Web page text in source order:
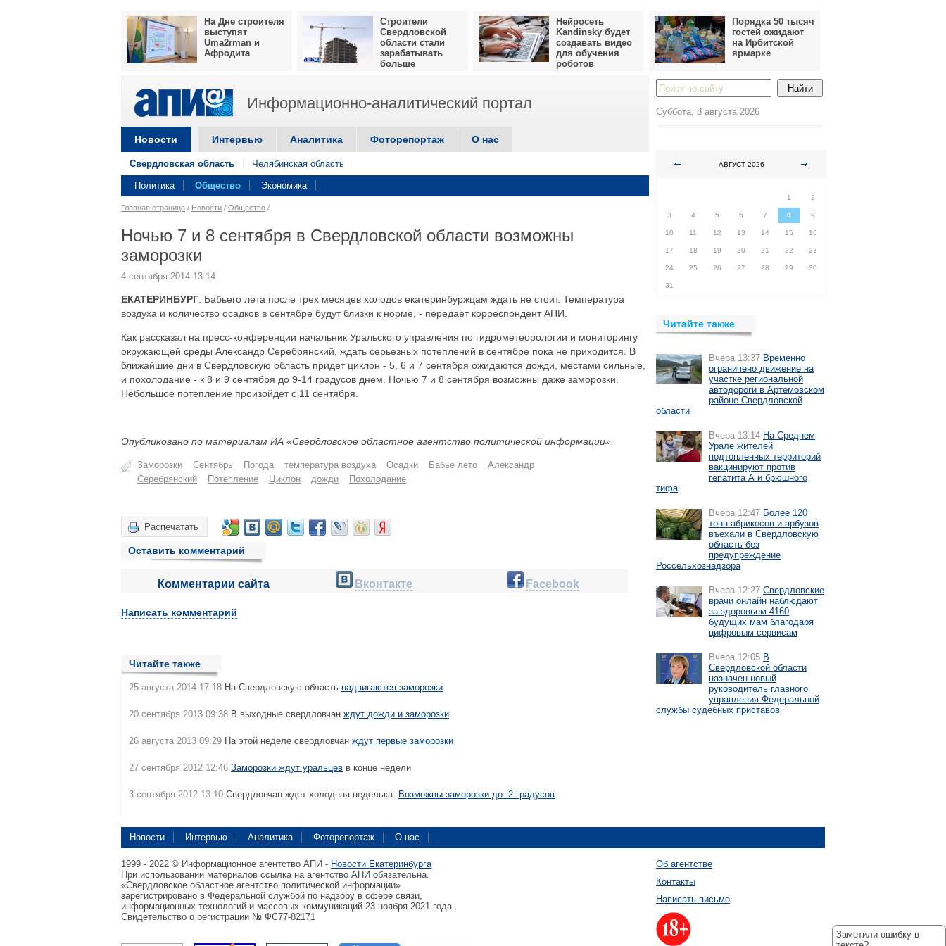
На Дне строителя
выступят
Uma2rman и
Афродита
Строители
Свердловской
области стали
зарабатывать
больше
Нейросеть
Kandinsky будет
создавать видео
для обучения
роботов
Порядка 50 тысяч
гостей ожидают
на Ирбитской
ярмарке
Информационно-аналитический портал
Новости Интервью Аналитика Фоторепортаж О нас
Свердловская область Челябинская область
Политика Общество Экономика
Главная страница / Новости / Общество /
Ночью 7 и 8 сентября в Свердловской области возможны
заморозки
4 сентября 2014 13:14
ЕКАТЕРИНБУРГ . Бабьего лета после трех месяцев холодов екатеринбуржцам ждать не стоит. Температура
воздуха и количество осадков в сентябре будут близки к норме, - передает корреспондент АПИ.
Как рассказал на пресс-конференции начальник Уральского управления по гидрометеорологии и мониторингу
окружающей среды Александр Серебрянский, ждать серьезных потеплений в сентябре пока не приходится. В
ближайшие дни в Свердловскую область придет циклон - 5, 6 и 7 сентября ожидаются дожди, местами сильные,
и похолодание - к 8 и 9 сентября до 9-14 градусов днем. Ночью 7 и 8 сентября возможны даже заморозки.
Небольшое потепление произойдет с 11 сентября.
Опубликовано по материалам ИА «Свердловское областное агентство политической информации».
Заморозки Сентябрь Погода температура воздуха Осадки Бабье лето
Александр
Серебрянский
Потепление Циклон дожди Похолодание
Распечатать
Оставить комментарий
Комментарии сайта Вконтакте Facebook
Написать комментарий
Читайте также
25 августа 2014 17:18 На Свердловскую область надвигаются заморозки
20 сентября 2013 09:38 В выходные свердловчан ждут дожди и заморозки
26 августа 2013 09:29 На этой неделе свердловчан ждут первые заморозки
27 сентября 2012 12:46 Заморозки ждут уральцев в конце недели
3 сентября 2012 13:10 Свердловчан ждет холодная неделька. Возможны заморозки до -2 градусов
Суббота, 8 августа 2026
АВГУСТ 2026
1
2
3 4 5 6 7 8 9
10 11 12 13 14 15 16
17 18 19 20 21 22 23
24 25 26 27 28 29 30
31
Читайте также
Вчера 13:37 Временно
ограничено движение на
участке региональной
автодороги в Артемовском
районе Свердловской
области
Вчера 13:14 На Среднем
Урале жителей
подтопленных территорий
вакцинируют против
гепатита А и брюшного
тифа
Вчера 12:47 Более 120
тонн абрикосов и арбузов
въехали в Свердловскую
область без
предупреждение
Россельхознадзора
Вчера 12:27 Свердловские
врачи онлайн наблюдают
за здоровьем 4160
будущих мам благодаря
цифровым сервисам
Вчера 12:05 В
Свердловской области
назначен новый
руководитель главного
управления Федеральной
службы судебных приставов
Новости Интервью Аналитика Фоторепортаж О нас
1999 - 2022 © Информационное агентство АПИ - Новости Екатеринбурга
При использовании материалов ссылка на агентство АПИ обязательна.
«Свердловское областное агентство политической информации»
зарегистрировано в Федеральной службой по надзору в сфере связи,
информационных технологий и массовых коммуникаций 23 ноября 2021 года.
Свидетельство о регистрации № ФС77-82171
Об агентстве
Контакты
Написать письмо
Заметили ошибку в